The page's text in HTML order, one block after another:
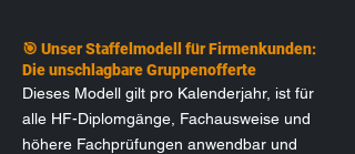
🎯 Unser Staffelmodell für Firmenkunden:
Die unschlagbare Gruppenofferte
Dieses Modell gilt pro Kalenderjahr, ist für
alle HF-Diplomgänge, Fachausweise und
höhere Fachprüfungen anwendbar und